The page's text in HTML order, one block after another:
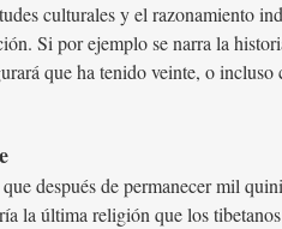
culturales y el razonamiento
Si por ejemplo se narra la
que ha tenido veinte, o incluso
después de permanecer mil
la última religión que los